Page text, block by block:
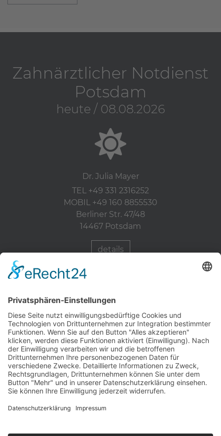
Zahnärztlicher Notdienst
Potsdam
heute / 08.08.2026
Dr. Julia Mayer
TEL +49 331 2316252
MOBIL +49 160 8855530
Berliner Str. 47/48
14467 Potsdam
details
Zahnärzte Potsdam
Zahnarzt Suche
Notdienste Potsdam